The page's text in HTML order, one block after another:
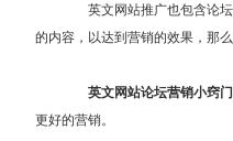
英文网站推广也包含论
的内容，以达到营销的效果，那
英文网站论坛营销小窍门
更好的营销。